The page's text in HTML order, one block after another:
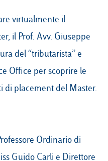
virtualmente il
il Prof. Avv. Giuseppe
del “tributarista” e
Office per scoprire le
di placement del Master.
Ordinario di
Guido Carli e Direttore